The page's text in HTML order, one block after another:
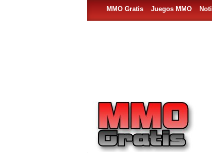
MMO Gratis Juegos MMO